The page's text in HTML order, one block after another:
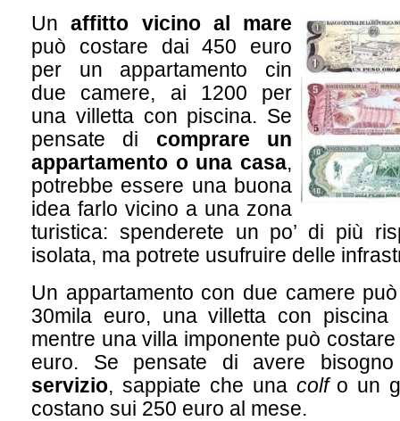
Unaffitto vicino al mare
può costare dai 450 euro
per un appartamento cin
due camere, ai 1200 per
una villetta con piscina. Se
pensate di comprare un
appartamento o una casa,
potrebbe essere una buona
idea farlo vicino a una zona
turistica: spenderete un po’ di più
isolata, ma potrete usufruire delle
Un appartamento con due camere
30mila euro, una villetta con piscina
mentre una villa imponente può
euro. Se pensate di avere
servizio, sappiate che una colfo un
costano sui 250 euro al mese.